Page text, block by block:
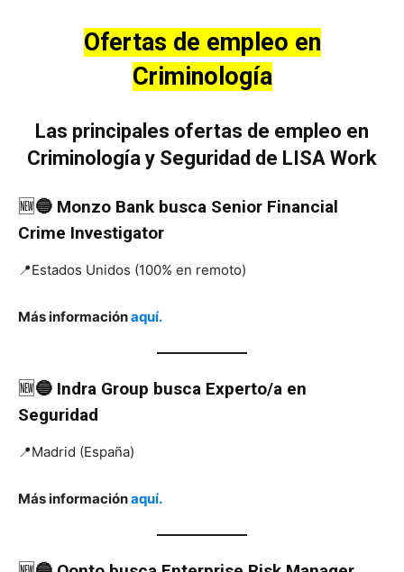
Ofertas de empleo en
Criminología
Las principales ofertas de empleo en
Criminología y Seguridad de LISA Work
🆕🔵 Monzo Bank busca Senior Financial
Crime Investigator
📍Estados Unidos (100% en remoto)
Más informaciónaquí.
🆕🔵 Indra Group busca Experto/a en
Seguridad
📍Madrid (España)
Más informaciónaquí.